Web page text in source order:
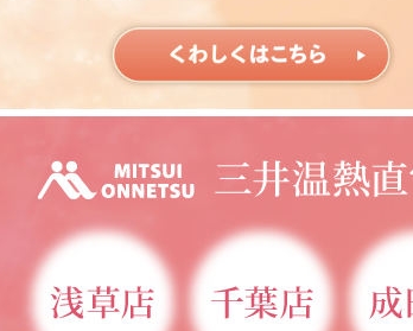
【夏限定！】Mプラス＆イオ
ンウォータージェル 体感キャ
ンペーンのお知らせ
2026.06.19